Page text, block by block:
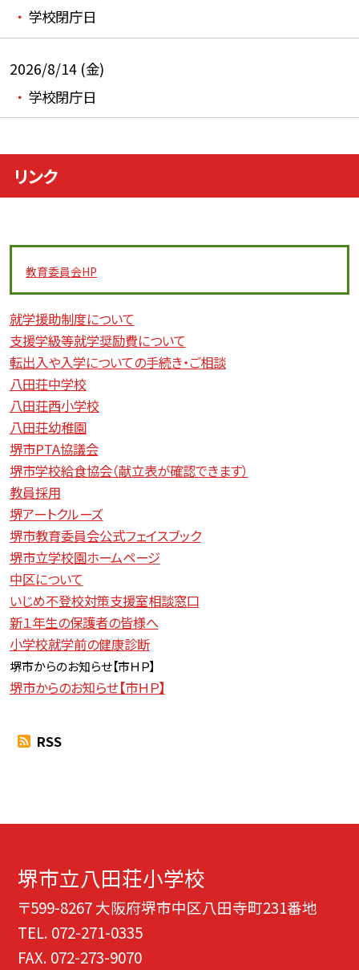
学校閉庁日
2026/8/14 (金)
学校閉庁日
リンク
教育委員会HP
就学援助制度について
支援学級等就学奨励費について
転出入や入学についての手続き・ご相談
八田荘中学校
八田荘西小学校
八田荘幼稚園
堺市PTA協議会
堺市学校給食協会（献立表が確認できます）
教員採用
堺アートクルーズ
堺市教育委員会公式フェイスブック
堺市立学校園ホームページ
中区について
いじめ不登校対策支援室相談窓口
新１年生の保護者の皆様へ
小学校就学前の健康診断
堺市からのお知らせ【市ＨＰ】
堺市からのお知らせ【市ＨＰ】
RSS
堺市立八田荘小学校
〒599-8267 大阪府堺市中区八田寺町231番地
TEL. 072-271-0335
FAX. 072-273-9070